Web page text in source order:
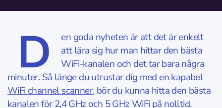
D
en goda nyheten är att det är enkelt
att lära sig hur man hittar den bästa
WiFi-kanalen och det tar bara några
minuter. Så länge du utrustar dig med en kapabel
WiFi channel scanner, bör du kunna hitta den bästa
kanalen för 2,4 GHz och 5 GHz WiFi på nolltid.